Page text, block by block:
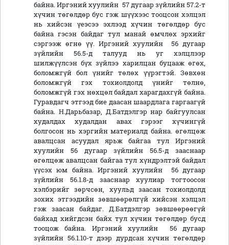
байна. Иргэний хуулийн 57 дугаар зүйлийн 57.2-т
хүчин төгөлдөр бус гэж шүүхээс тооцсон хэлцэл
нь хийсэн үеэсээ эхлээд хүчин төгөлдөр бус
байна гэсэн байдаг тул манай өмчлөх эрхийг
сэргээж өгнө үү. Иргэний хуулийн 56 дугаар
зүйлийн 56.5-д талууд нь уг хэлцлээр
шилжүүлсэн бүх зүйлээ харилцан буцааж өгөх,
боломжгүй бол үнийг төлөх үүрэгтэй. Зөвхөн
боломжгүй гэх тохиолдолд үнийг төлнө,
боломжгүй гэх нөхцөл байдал харагдахгүй байна.
Гуравдагч этгээд бие даасан шаардлага гаргаагүй
байна. Н.Дарьбазар, Д.Батдэлгэр нар байгуулсан
худалдах худалдан авах гэрээг хүчингүй
болгосон нь хэргийн материалд байна. өгөлцөж
авалцсан асуудал ярьж байгаа тул Иргэний
хуулийн 56 дугаар зүйлийн 56.5-д зааснаар
өгөлцөж авалцсан байгаа тул хүндрэлтэй байдал
үүсэх юм байна. Иргэний хуулийн 56 дугаар
зүйлийн 56.1.8-д зааснаар хуулиар тогтоосон
хэлбэрийг зөрчсөн, хуульд заасан тохиолдолд
зохих этгээдийн зөвшөөрөлгүй хийсэн хэлцэл
гэж заасан байдаг. Д.Батдэлгэр зөвшөөрөөгүй
байхад хийгдсэн байх тул хүчин төгөлдөр бусд
тооцож байна. Иргэний хуулийн 56 дугаар
зүйлийн 56.1.10-т дээр дурдсан хүчин төгөлдөр